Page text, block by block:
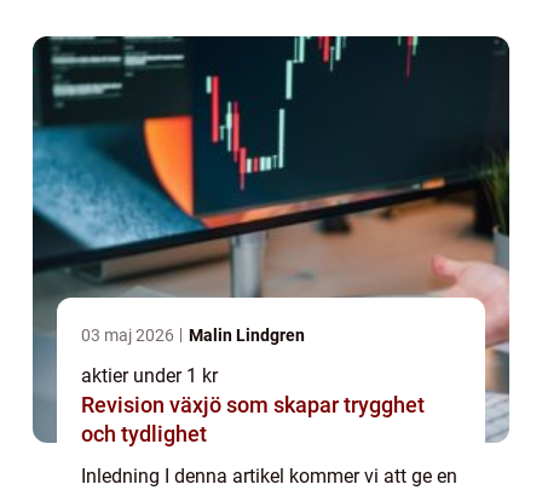
03 maj 2026 Malin Lindgren
aktier under 1 kr
Revision växjö som skapar trygghet
och tydlighet
Inledning I denna artikel kommer vi att ge en